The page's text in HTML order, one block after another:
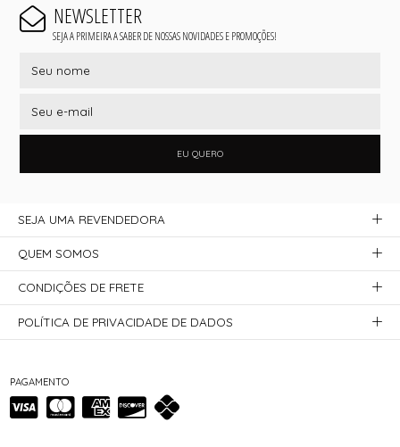
NEWSLETTER
SEJA A PRIMEIRA A SABER DE NOSSAS NOVIDADES E PROMOÇÕES!
EU QUERO
PAGAMENTO
SEJA UMA REVENDEDORA
QUEM SOMOS
CONDIÇÕES DE FRETE
POLÍTICA DE PRIVACIDADE DE DADOS